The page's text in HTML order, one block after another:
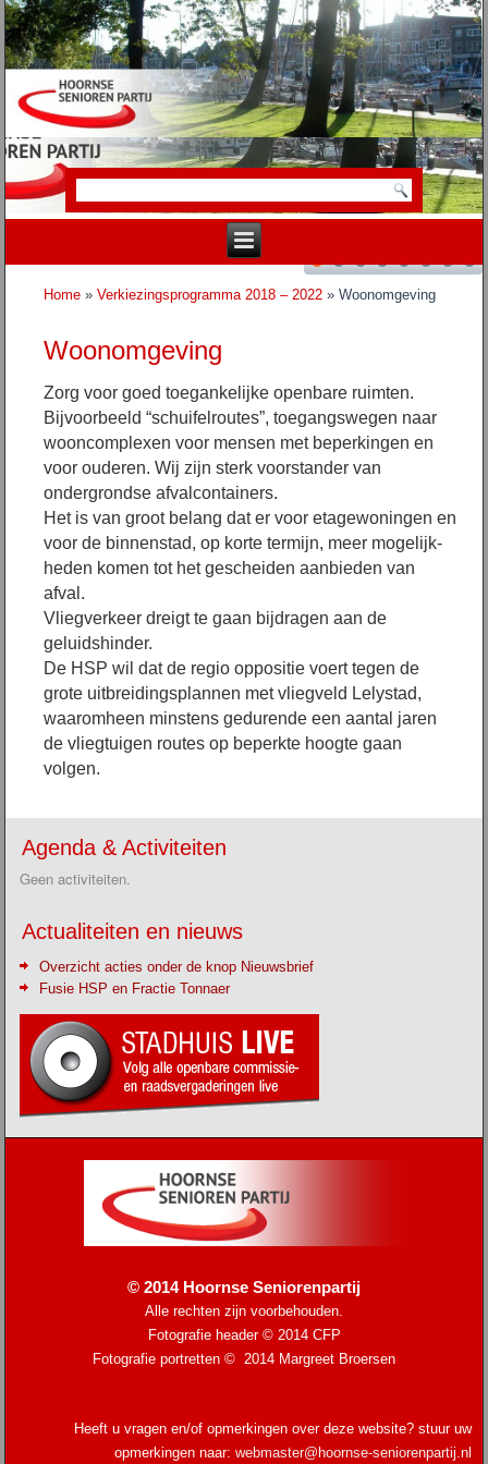
Home »Verkiezingsprogramma 2018 – 2022 » Woonomgeving
Woonomgeving
Zorg voor goed toegankelijke openbare ruimten.
Bijvoorbeeld “schuifelroutes”, toegangswegen naar
wooncomplexen voor mensen met beperkingen en
voor ouderen.Wij zijn sterk voorstander van
ondergrondse afvalcontainers.
Het is van groot belang dat er voor etagewoningen en
voor de binnenstad, op korte termijn, meer mogelijk­
heden komen tot het gescheiden aanbieden van
afval.
Vliegverkeer dreigt te gaan bijdragen aan de
geluidshinder.
De HSP wil dat de regio oppositie voert tegen de
grote uitbreidingsplannen met vliegveld Lelystad,
waar­omheen minstens gedurende een aantal jaren
de vliegtuigen routes op beperkte hoogte gaan
volgen.
Agenda & Activiteiten
Geen activiteiten.
Actualiteiten en nieuws
Overzicht acties onder de knop Nieuwsbrief
Fusie HSP en Fractie Tonnaer
© 2014 Hoornse Seniorenpartij
Alle rechten zijn voorbehouden.
Fotografie header © 2014 CFP
Fotografie portretten © 2014 Margreet Broersen
Heeft u vragen en/of opmerkingen over deze website? stuur uw
opmerkingen naar: webmaster@hoornse-seniorenpartij.nl